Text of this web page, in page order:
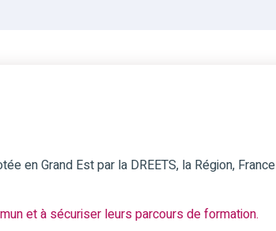
en Grand Est par la DREETS, la Région, France
et à sécuriser leurs parcours de formation.